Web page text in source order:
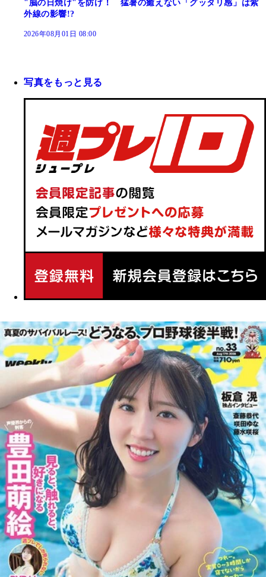
"脳の日焼け"を防げ！ 猛暑の癒えない「グッタリ感」は紫
外線の影響!?
2026年08月01日 08:00
写真をもっと見る